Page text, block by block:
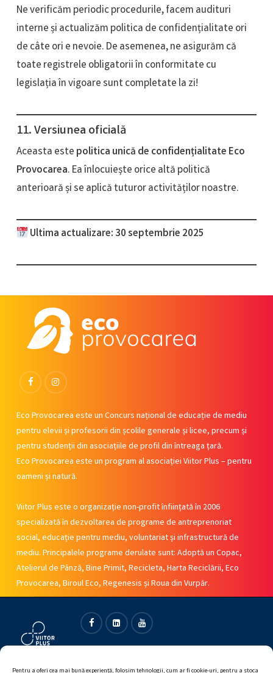
Pentru a oferi cea mai bună experiență, folosim tehnologii, cum ar fi cookie-uri, pentru a stoca
Ne verificăm periodic procedurile, facem audituri
interne și actualizăm politica de confidențialitate ori
de câte ori e nevoie. De asemenea, ne asigurăm că
toate registrele obligatorii în conformitate cu
legislația în vigoare sunt completate la zi!
11. Versiunea oficială
Aceasta este politica unică de confidențialitate Eco
Provocarea. Ea înlocuiește orice altă politică
anterioară și se aplică tuturor activităților noastre.
Ultima actualizare: 30 septembrie 2025
FacebookInstagram
Eco Provocarea este un Concurs național de educație de mediu
pentru elevii și profesorii din școlile generale și licee, precum și
pentru studenții din asociațiile de profil din întreaga țară.
Eco Provocarea este un program al asociației Viitor Plus – pentru
oameni și natură.
Viitor Plus este o organizație non-profit înființată în 2006
specializată în dezvoltarea de programe de antreprenoriat
social, educație pentru mediu, voluntariat și infrastructură de
mediu. Principalele programe derulate sunt: Adoptă un Copac,
Atelierul de Pânză, Bine Primit, Recicleta, Harta Reciclării, Eco
Provocarea, Biroul Eco, Regenesis și Roua din Vurpăr.
FacebookLinkedinYoutube